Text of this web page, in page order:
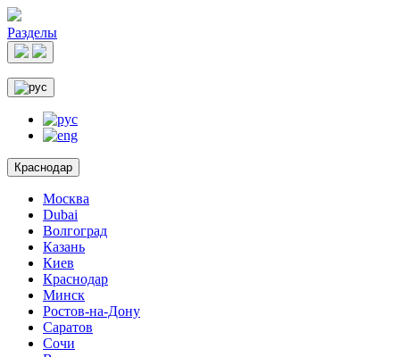
Разделы
Краснодар
Москва
Dubai
Волгоград
Казань
Киев
Краснодар
Минск
Ростов-на-Дону
Саратов
Сочи